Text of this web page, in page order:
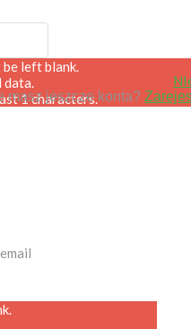
be left blank.
data.
1 characters.
masz jeszcze konta?